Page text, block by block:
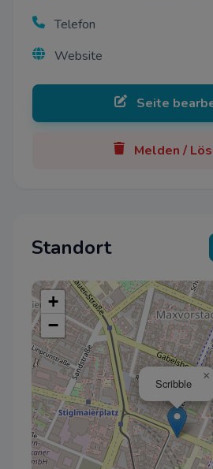
Telefon
Website
Seite
Melden /
Standort
Scribble
×
+
−